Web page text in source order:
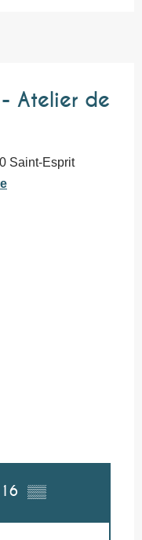
Atelier de
Saint-Esprit
▒▒